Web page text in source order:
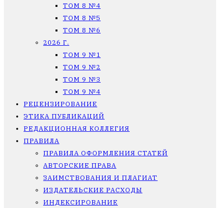
ТОМ 8 №4
ТОМ 8 №5
ТОМ 8 №6
2026 Г.
ТОМ 9 №1
ТОМ 9 №2
ТОМ 9 №3
ТОМ 9 №4
РЕЦЕНЗИРОВАНИЕ
ЭТИКА ПУБЛИКАЦИЙ
РЕДАКЦИОННАЯ КОЛЛЕГИЯ
ПРАВИЛА
ПРАВИЛА ОФОРМЛЕНИЯ СТАТЕЙ
АВТОРСКИЕ ПРАВА
ЗАИМСТВОВАНИЯ И ПЛАГИАТ
ИЗДАТЕЛЬСКИЕ РАСХОДЫ
ИНДЕКСИРОВАНИЕ